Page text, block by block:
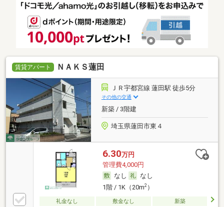
賃貸アパート ＮＡＫＳ蓮田
ＪＲ宇都宮線 蓮田駅 徒歩5分
その他の交通
新築 / 3階建
埼玉県蓮田市東４
6.30万円
管理費4,000円
なし
なし
1階 / 1K（20m2）
礼金なし 敷金なし
新築